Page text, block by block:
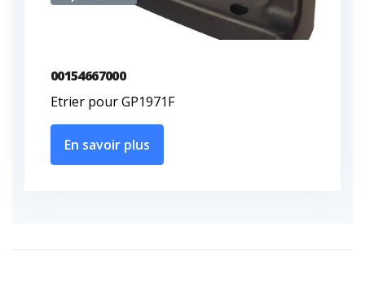
00154667000
Etrier pour GP1971F
En savoir plus